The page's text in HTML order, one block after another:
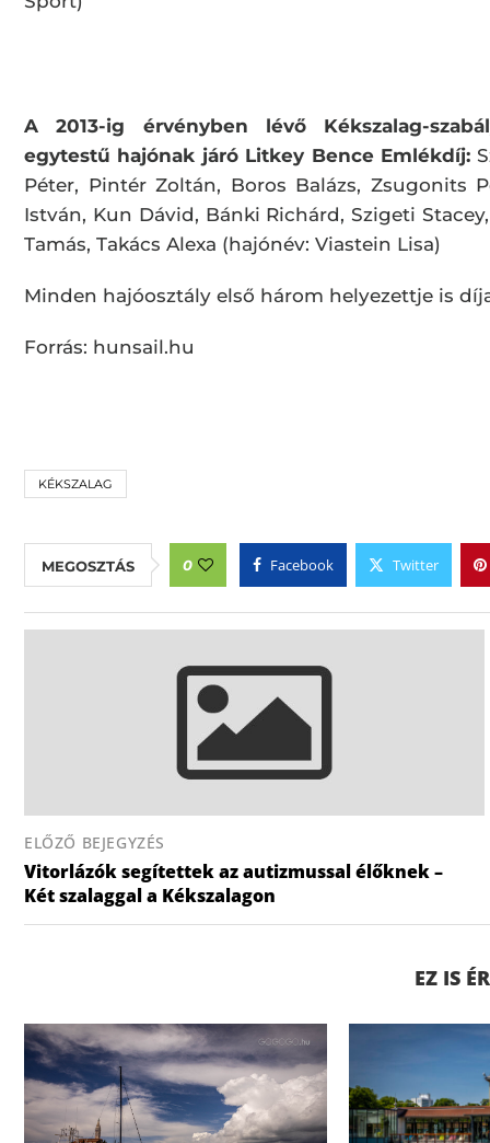
A 2013-ig érvényben lévő Kékszalag-
egytestű hajónak járó Litkey Bence Emlékdíj:
Péter, Pintér Zoltán, Boros Balázs, Zsugonits
István, Kun Dávid, Bánki Richárd, Szigeti
Tamás, Takács Alexa (hajónév: Viastein Lisa)
Minden hajóosztály első három helyezettje is
Forrás: hunsail.hu
KÉKSZALAG
MEGOSZTÁS 0 Facebook Twitter
ELŐZŐ BEJEGYZÉS
Vitorlázók segítettek az autizmussal élőknek –
Két szalaggal a Kékszalagon
EZ IS